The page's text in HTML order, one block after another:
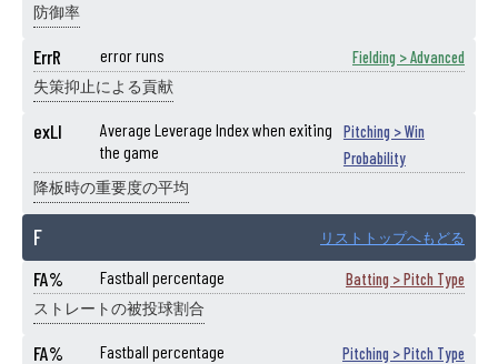
防御率
ErrR error runs Fielding > Advanced
失策抑止による貢献
exLI
Average Leverage Index when exiting
the game
Pitching > Win
Probability
降板時の重要度の平均
F リストトップへもどる
FA% Fastball percentage Batting > Pitch Type
ストレートの被投球割合
FA% Fastball percentage Pitching > Pitch Type